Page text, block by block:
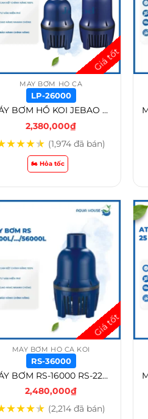
MÁY BƠM HỒ CÁ
LP-26000
MÁY BƠM HỒ KOI JEBAO LP 16000 – LP 55000 – LP-26000
2,380,000₫
★★★★ (1,974 đã bán)
🏍️ Hỏa tốc
MÁY BƠM HỒ CÁ KOI
RS-36000
MÁY BƠM RS-16000 RS-22500L | RS-25000L | RS-36000L | RS-40000L | RS-46000L | RS-56000L TẠT ĐỨNG CẤP NƯỚC CHO BỘ LỌC AO HỒ CÁ – RS-36000
2,480,000₫
★★★★ (2,214 đã bán)